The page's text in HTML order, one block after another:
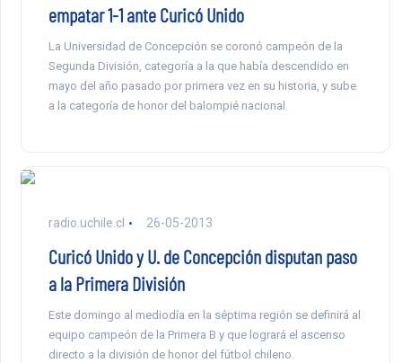
empatar 1-1 ante Curicó Unido
La Universidad de Concepción se coronó campeón de la
Segunda División, categoría a la que había descendido en
mayo del año pasado por primera vez en su historia, y sube
a la categoría de honor del balompié nacional.
radio.uchile.cl 26-05-2013
Curicó Unido y U. de Concepción disputan paso
a la Primera División
Este domingo al mediodía en la séptima región se definirá al
equipo campeón de la Primera B y que logrará el ascenso
directo a la división de honor del fútbol chileno.